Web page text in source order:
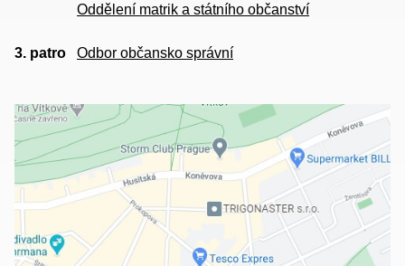
Oddělení matrik a státního občanství
3. patro Odbor občansko správní